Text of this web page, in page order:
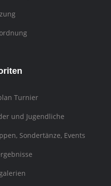
Turnier
und Jugendliche
Sondertänze, Events